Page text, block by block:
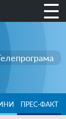
ПРЕС-ФАКТ